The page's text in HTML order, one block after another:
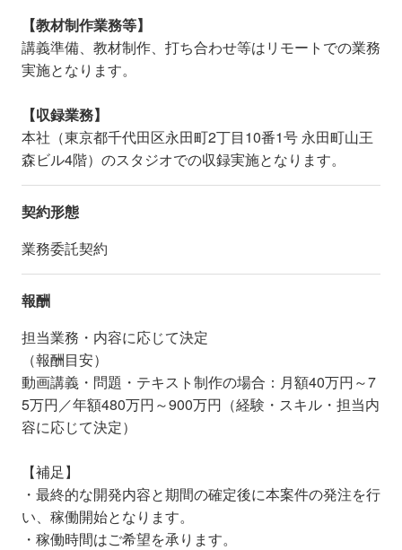
【教材制作業務等】
講義準備、教材制作、打ち合わせ等はリモートでの業務
実施となります。
【収録業務】
本社（東京都千代田区永田町2丁目10番1号 永田町山王
森ビル4階）のスタジオでの収録実施となります。
契約形態
業務委託契約
報酬
担当業務・内容に応じて決定
（報酬目安）
動画講義・問題・テキスト制作の場合：月額40万円～7
5万円／年額480万円～900万円（経験・スキル・担当内
容に応じて決定）
【補足】
・最終的な開発内容と期間の確定後に本案件の発注を行
い、稼働開始となります。
・稼働時間はご希望を承ります。